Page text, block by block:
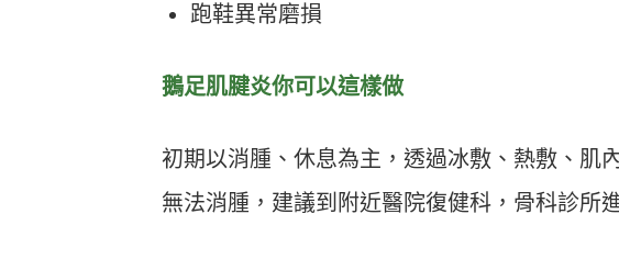
跑鞋異常磨損
鵝足肌腱炎你可以這樣做
初期以消腫、休息為主，透過冰敷、熱敷、肌
無法消腫，建議到附近醫院復健科，骨科診所